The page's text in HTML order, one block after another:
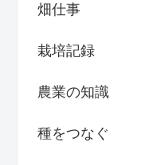
畑仕事
栽培記録
農業の知識
種をつなぐ